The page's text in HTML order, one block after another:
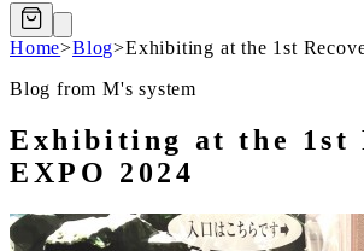
Home>Blog>Exhibiting at the 1st
Blog from M's system
Exhibiting at the 1st
EXPO 2024